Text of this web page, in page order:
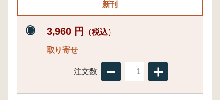
新刊
3,960 円 （税込）
取り寄せ
注文数